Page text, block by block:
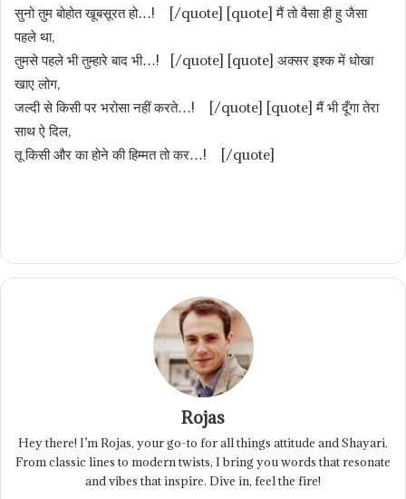
सुनो तुम बोहोत खूबसूरत हो…! [/quote] [quote] मैं तो वैसा ही हु जैसा
पहले था,
तुमसे पहले भी तुम्हारे बाद भी…! [/quote] [quote] अक्सर इश्क में धोखा
खाए लोग,
जल्दी से किसी पर भरोसा नहीं करते…! [/quote] [quote] मैं भी दूँगा तेरा
साथ ऐ दिल,
तू किसी और का होने की हिम्मत तो कर…! [/quote]
Rojas
Hey there! I’m Rojas, your go-to for all things attitude and Shayari.
From classic lines to modern twists, I bring you words that resonate
and vibes that inspire. Dive in, feel the fire!